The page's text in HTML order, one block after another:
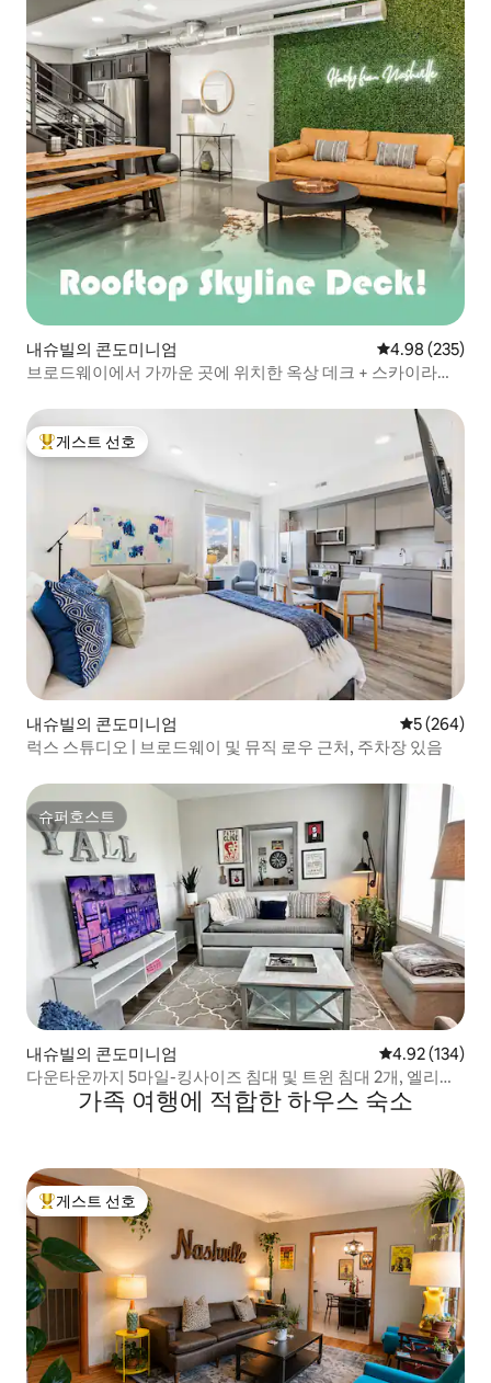
내슈빌의 콘도미니엄 평점 4.98점(5
4.98 (235)
브로드웨이에서 가까운 곳에 위치한 옥상 데크 + 스카이라인
상위 게스트 선호
게스트 선호
내슈빌의 콘도미니엄 평점 5점(5
5 (264)
럭스 스튜디오 | 브로드웨이 및 뮤직 로우 근처, 주차장 있음
슈퍼호스트
슈퍼호스트
내슈빌의 콘도미니엄 평점 4.92점(5
4.92 (134)
다운타운까지 5마일-킹사이즈 침대 및 트윈 침대 2개, 엘리베
이터, 반려동물가족 여행에 적합한 하우스 숙소
상위 게스트 선호
게스트 선호